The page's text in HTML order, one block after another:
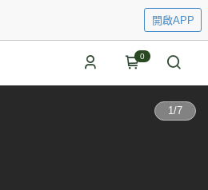
開啟APP
0
1/7